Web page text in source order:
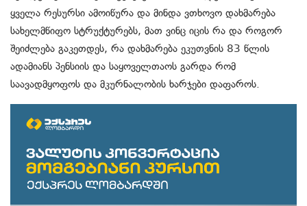
ყველა რესურსი ამოიწურა და მინდა ვთხოვო დახმარება
სახელმწიფო სტრუქტურებს, მათ ვინც იცის რა და როგორ
შეიძლება გაკეთდეს, რა დახმარება ეკუთვნის 83 წლის
ადამიანს პენსიის და საყოველთაოს გარდა რომ
საავადმყოფოს და მკურნალობის ხარჯები დაფაროს.